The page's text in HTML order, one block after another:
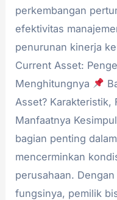
perkembangan
efektivitas
penurunan kinerja
Current Asset:
Menghitungnya
Asset? Karakteristik,
Manfaatnya
bagian penting
mencerminkan
perusahaan.
fungsinya, pemilik